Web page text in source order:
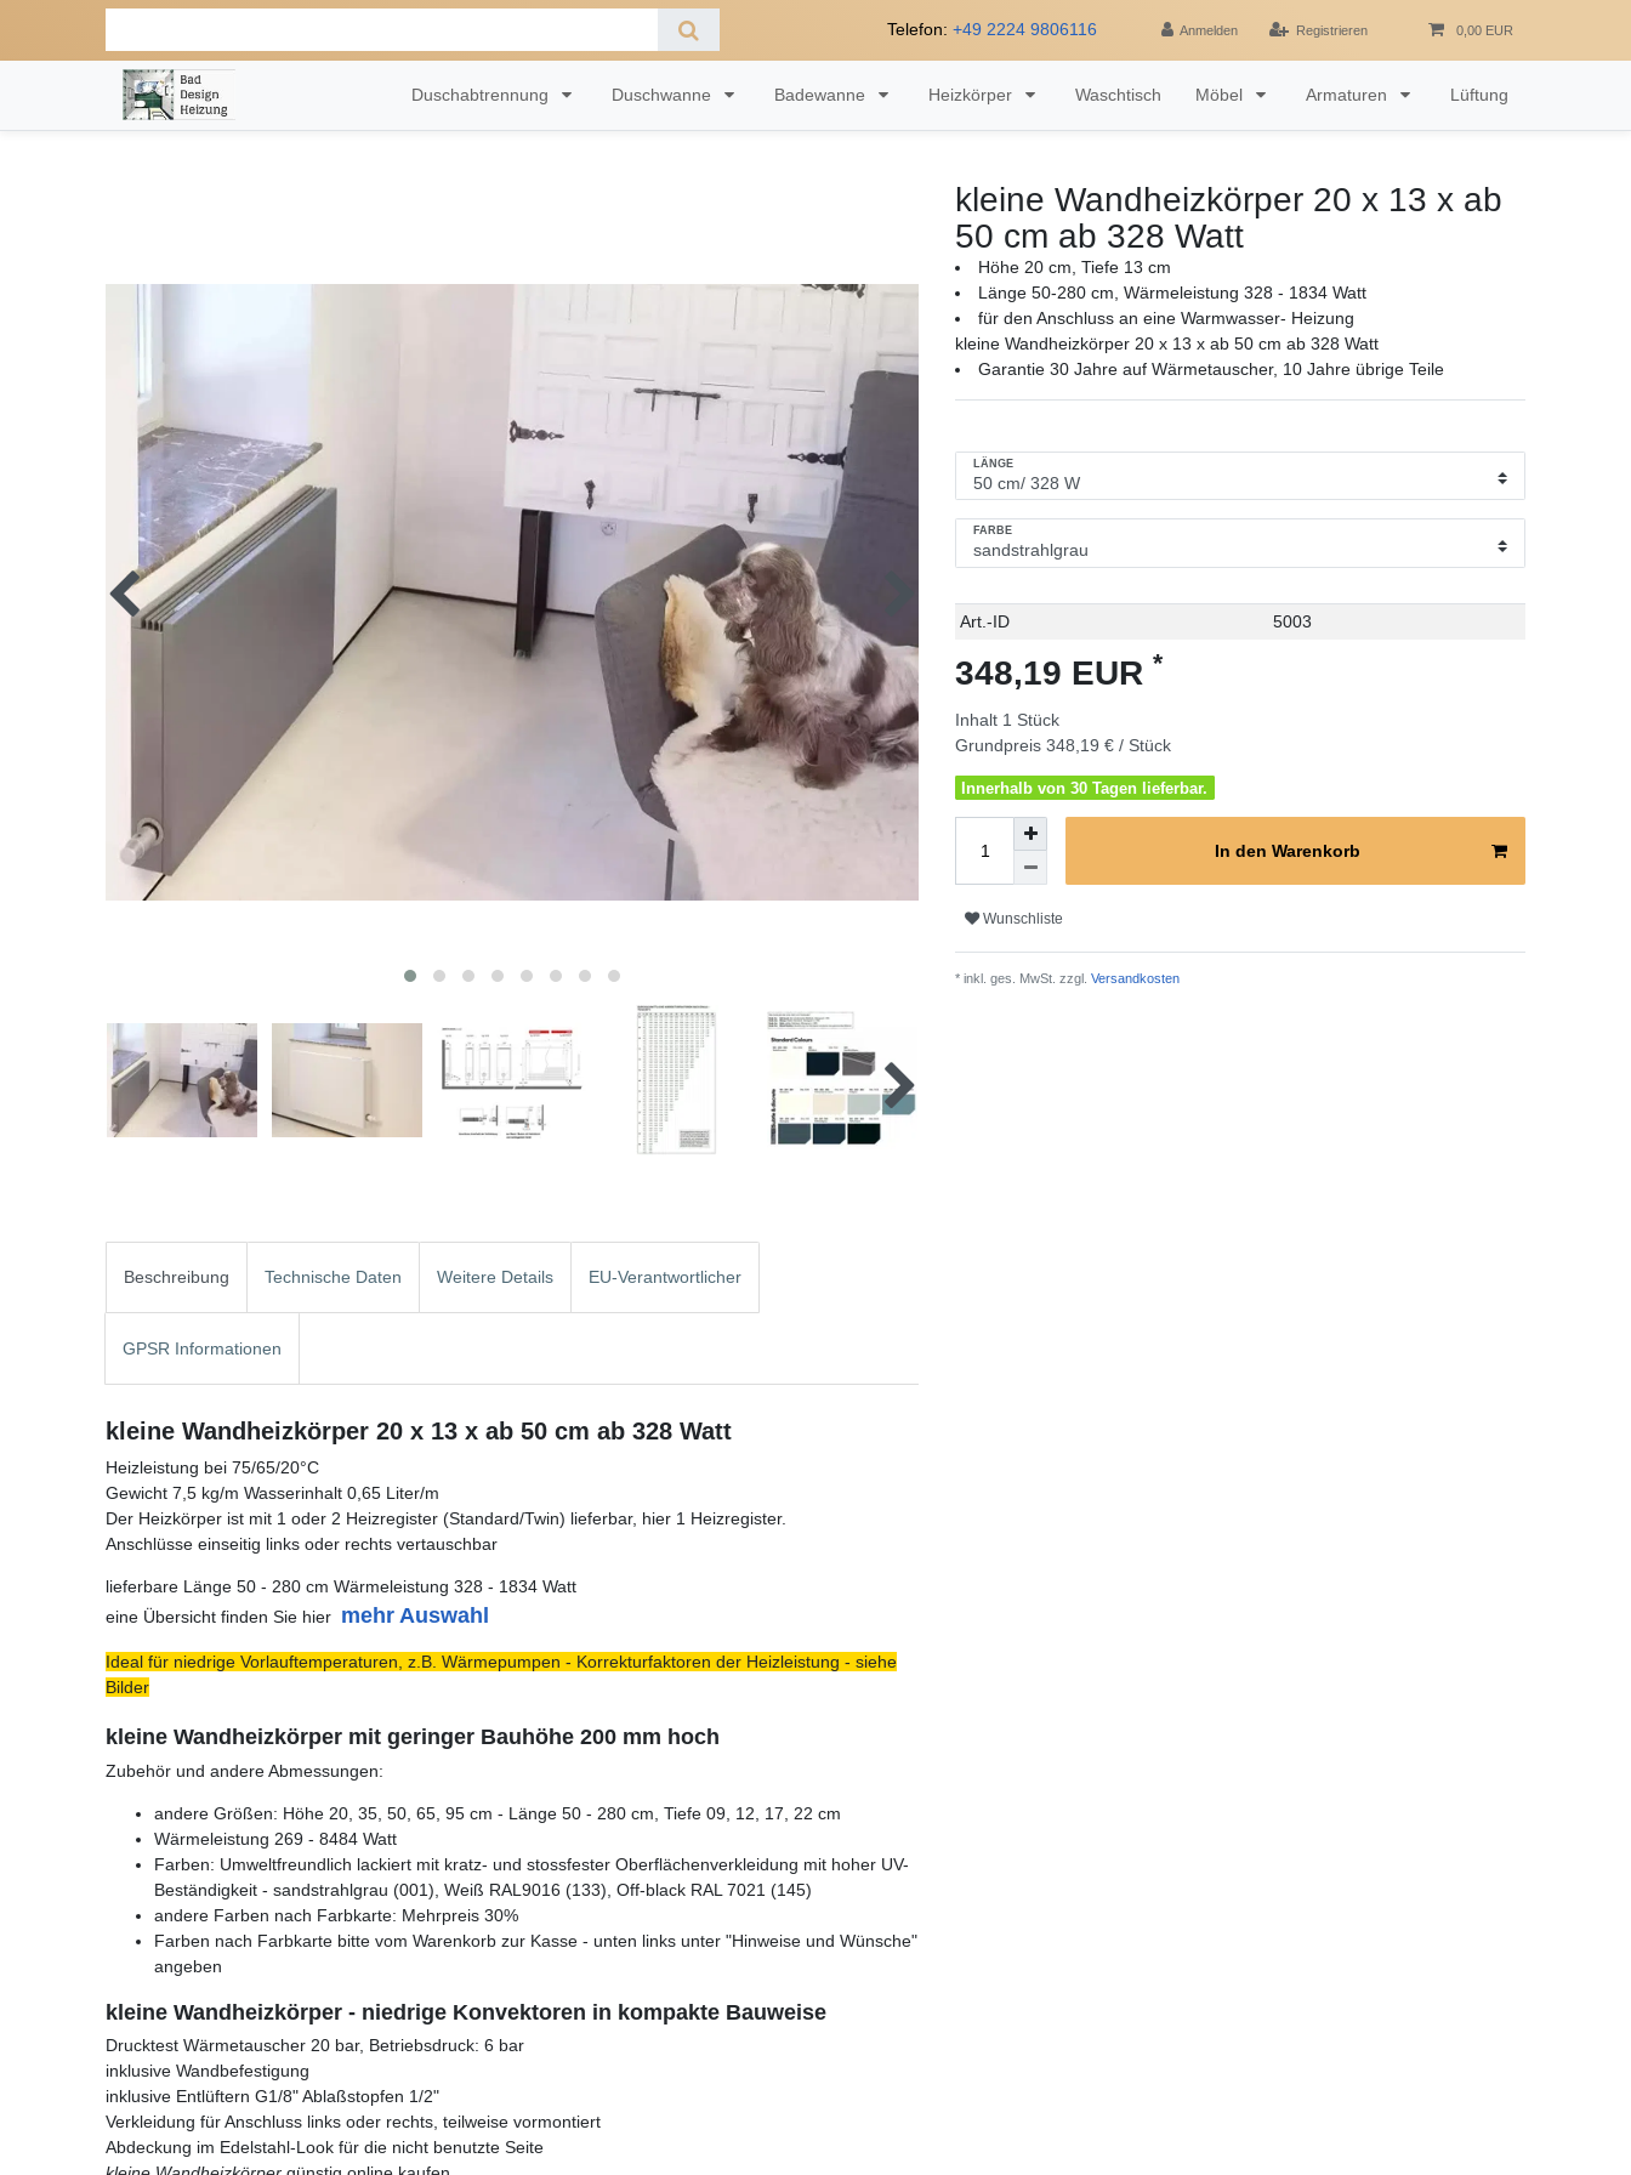
Telefon: +49 2224 9806116 Anmelden Registrieren 0,00 EUR
Duschabtrennung Duschwanne Badewanne Heizkörper Waschtisch Möbel Armaturen Lüftung
kleine Wandheizkörper 20 x 13 x ab
50 cm ab 328 Watt
Höhe 20 cm, Tiefe 13 cm
Länge 50-280 cm, Wärmeleistung 328 - 1834 Watt
für den Anschluss an eine Warmwasser- Heizung
kleine Wandheizkörper 20 x 13 x ab 50 cm ab 328 Watt
Garantie 30 Jahre auf Wärmetauscher, 10 Jahre übrige Teile
LÄNGE
FARBE
Technisches
Wert
Art.-ID 5003
348,19 EUR *
Inhalt 1 Stück
Grundpreis 348,19 € / Stück
Innerhalb von 30 Tagen lieferbar.
In den Warenkorb
Wunschliste
* inkl. ges. MwSt. zzgl. Versandkosten
Beschreibung Technische Daten Weitere Details EU-Verantwortlicher
GPSR Informationen
kleine Wandheizkörper 20 x 13 x ab 50 cm ab 328 Watt
Heizleistung bei 75/65/20°C
Gewicht 7,5 kg/m Wasserinhalt 0,65 Liter/m
Der Heizkörper ist mit 1 oder 2 Heizregister (Standard/Twin) lieferbar, hier 1 Heizregister.
Anschlüsse einseitig links oder rechts vertauschbar
lieferbare Länge 50 - 280 cm Wärmeleistung 328 - 1834 Watt
eine Übersicht finden Sie hier mehr Auswahl
Ideal für niedrige Vorlauftemperaturen, z.B. Wärmepumpen - Korrekturfaktoren der Heizleistung - siehe
Bilder
kleine Wandheizkörper mit geringer Bauhöhe 200 mm hoch
Zubehör und andere Abmessungen:
andere Größen: Höhe 20, 35, 50, 65, 95 cm - Länge 50 - 280 cm, Tiefe 09, 12, 17, 22 cm
Wärmeleistung 269 - 8484 Watt
Farben: Umweltfreundlich lackiert mit kratz- und stossfester Oberflächenverkleidung mit hoher UV-
Beständigkeit - sandstrahlgrau (001), Weiß RAL9016 (133), Off-black RAL 7021 (145)
andere Farben nach Farbkarte: Mehrpreis 30%
Farben nach Farbkarte bitte vom Warenkorb zur Kasse - unten links unter "Hinweise und Wünsche"
angeben
kleine Wandheizkörper - niedrige Konvektoren in kompakte Bauweise
Drucktest Wärmetauscher 20 bar, Betriebsdruck: 6 bar
inklusive Wandbefestigung
inklusive Entlüftern G1/8" Ablaßstopfen 1/2"
Verkleidung für Anschluss links oder rechts, teilweise vormontiert
Abdeckung im Edelstahl-Look für die nicht benutzte Seite